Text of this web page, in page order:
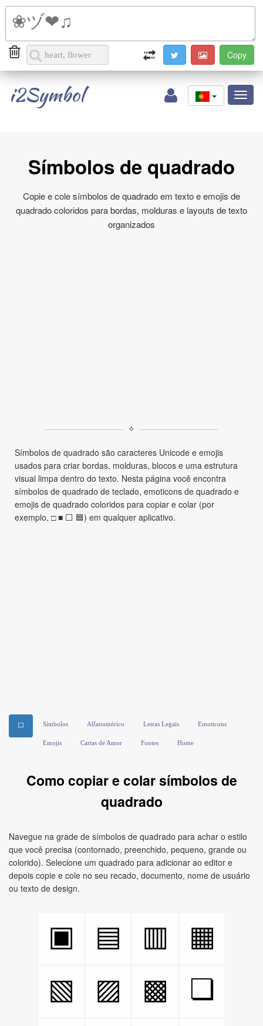
i2Symbol
Símbolos de quadrado
Copie e cole símbolos de quadrado em texto e emojis de
quadrado coloridos para bordas, molduras e layouts de texto
organizados
✧
Símbolos de quadrado são caracteres Unicode e emojis
usados para criar bordas, molduras, blocos e uma estrutura
visual limpa dentro do texto. Nesta página você encontra
símbolos de quadrado de teclado, emoticons de quadrado e
emojis de quadrado coloridos para copiar e colar (por
exemplo, □ ■ ⬜ 🟦) em qualquer aplicativo.
⬜ Símbolos Alfanumérico Letras Legais Emoticons
Emojis Cartas de Amor Fontes Home
Como copiar e colar símbolos de
quadrado
Navegue na grade de símbolos de quadrado para achar o estilo
que você precisa (contornado, preenchido, pequeno, grande ou
colorido). Selecione um quadrado para adicionar ao editor e
depois copie e cole no seu recado, documento, nome de usuário
ou texto de design.
▣ ▤ ▥
▦
▧
▨ ▩
❏